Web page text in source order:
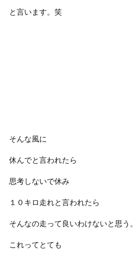
と言います。笑
そんな風に
休んでと言われたら
思考しないで休み
１０キロ走れと言われたら
そんなの走って良いわけないと思う。
これってとても